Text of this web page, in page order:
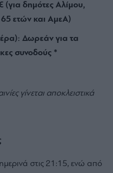
(για δημότες Αλίμου,
ετών και ΑμεΑ)
Δωρεάν για τα
συνοδούς *
γίνεται αποκλειστικά
στις 21:15, ενώ από